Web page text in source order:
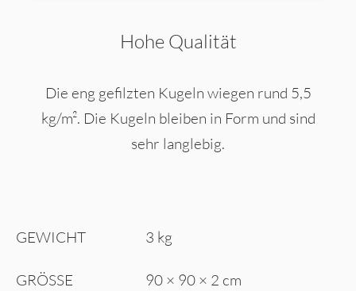
Hohe Qualität
Die eng gefilzten Kugeln wiegen rund 5,5
kg/m². Die Kugeln bleiben in Form und sind
sehr langlebig.
GEWICHT 3 kg
GRÖSSE 90 × 90 × 2 cm